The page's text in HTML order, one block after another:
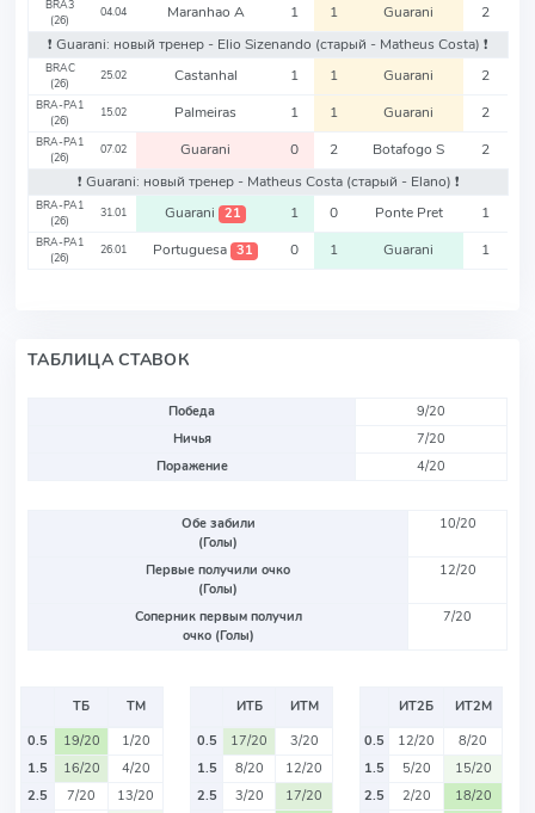
BRA3
(26)
04.04 Maranhao A 1 1 Guarani
2
❗️ Guarani: новый тренер - Elio Sizenando (старый - Matheus Costa) ❗️
BRAC
(26)
25.02 Castanhal 1 1 Guarani 2
BRA-PA1
(26)
15.02 Palmeiras 1 1 Guarani 2
BRA-PA1
(26)
07.02 Guarani 0 2 Botafogo S
2
❗️ Guarani: новый тренер - Matheus Costa (старый - Elano) ❗️
BRA-PA1
(26)
31.01 Guarani 21 1 0 Ponte Pret 1
BRA-PA1
(26)
26.01 Portuguesa 31 0 1 Guarani 1
ТАБЛИЦА СТАВОК
Победа
9/20
Ничья
7/20
Поражение
4/20
Обе забили
(Голы)
10/20
Первые получили очко
(Голы)
12/20
Соперник первым получил
очко (Голы)
7/20
ТБ
ТМ
0.5
19/20
1/20
1.5
16/20
4/20
2.5
7/20
13/20
ИТБ
ИТМ
0.5
17/20
3/20
1.5
8/20
12/20
2.5
3/20
17/20
ИТ2Б
ИТ2М
0.5
12/20
8/20
1.5
5/20
15/20
2.5
2/20
18/20